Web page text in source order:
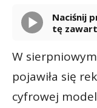
Naciśnij przycisk odtwarzania, aby odsłuchać
tę
W
pojawiła się
cyfrowej